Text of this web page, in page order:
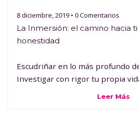
8 diciembre, 2019 • 0 Comentarios
La Inmersión: el camino hacia
honestidad
Escudriñar en lo más profundo
Investigar con rigor tu propia
Leer Más